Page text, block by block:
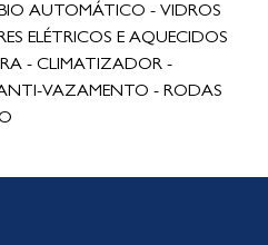
AUTOMÁTICO - VIDROS
ELÉTRICOS E AQUECIDOS
- CLIMATIZADOR -
VAZAMENTO - RODAS